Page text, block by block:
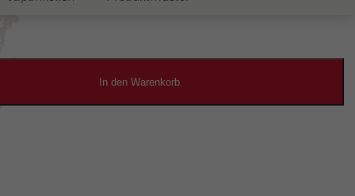
In den Warenkorb